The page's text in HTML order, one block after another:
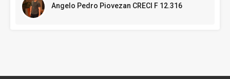
Angelo Pedro Piovezan CRECI F 12.316